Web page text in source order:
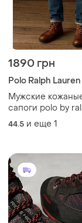
1890 грн
Polo Ralph Lauren
Мужские
сапоги polo by
44.5 и еще 1